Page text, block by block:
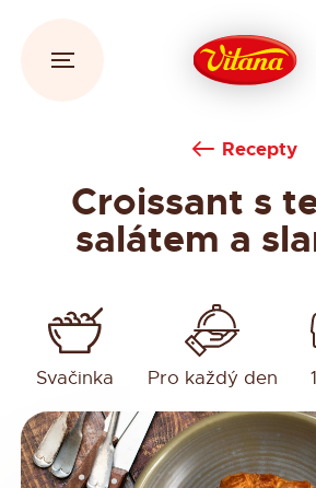
Recepty
Croissant s
salátem a
Svačinka Pro každý den